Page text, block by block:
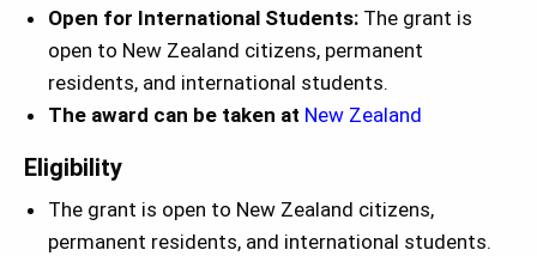
Open for International Students: The grant is
open to New Zealand citizens, permanent
residents, and international students.
The award can be taken at New Zealand
Eligibility
The grant is open to New Zealand citizens,
permanent residents, and international students.